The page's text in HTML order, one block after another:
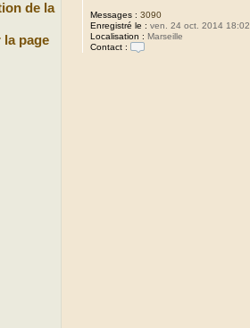
Messages : 3090
Enregistré le : ven. 24 oct. 2014 18:02
Localisation : Marseille
Contact :
de la
la page